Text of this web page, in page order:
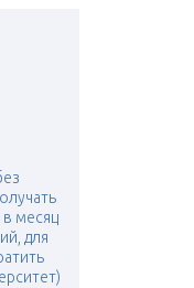
месяц
для